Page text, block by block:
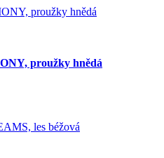
proužky hnědá